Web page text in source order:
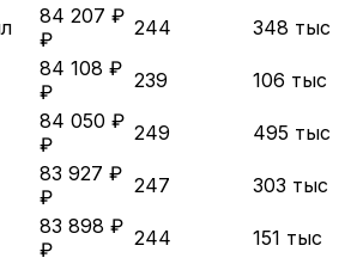
84 207 ₽
₽
244 348 тыс
84 108 ₽
₽
239 106 тыс
84 050 ₽
₽
249 495 тыс
83 927 ₽
₽
247 303 тыс
83 898 ₽
₽
244 151 тыс